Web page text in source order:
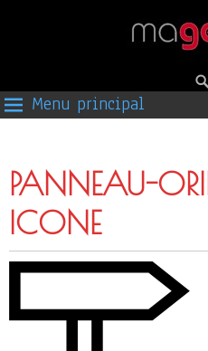
Menu principal
PANNEAU-
ICONE